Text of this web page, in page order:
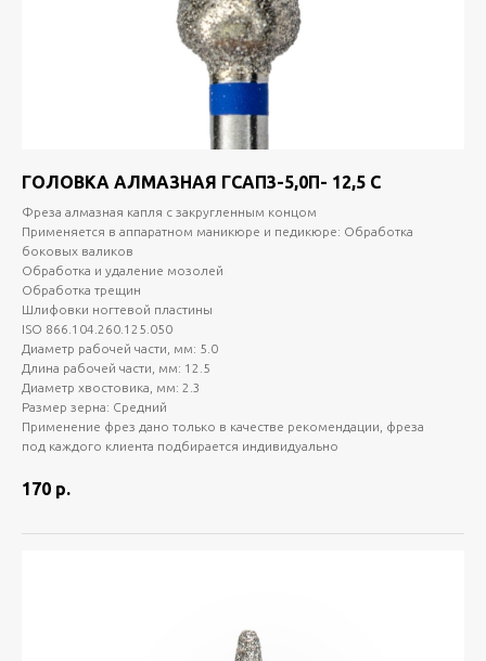
ГОЛОВКА АЛМАЗНАЯ ГСАП3-5,0П- 12,5 С
Фреза алмазная капля с закругленным концом
Применяется в аппаратном маникюре и педикюре: Обработка
боковых валиков
Обработка и удаление мозолей
Обработка трещин
Шлифовки ногтевой пластины
ISO 866.104.260.125.050
Диаметр рабочей части, мм: 5.0
Длина рабочей части, мм: 12.5
Диаметр хвостовика, мм: 2.3
Размер зерна: Средний
Применение фрез дано только в качестве рекомендации, фреза
под каждого клиента подбирается индивидуально
170 р.